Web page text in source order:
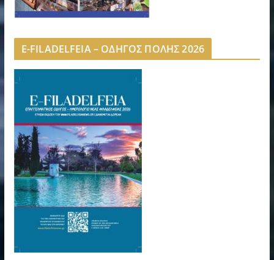
E-FILADELFEIA – ΟΔΗΓΟΣ ΠΟΛΗΣ 2026